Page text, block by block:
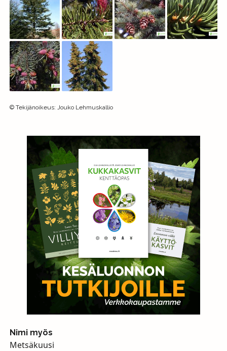
© Tekijänoikeus: Jouko Lehmuskallio
Nimi myös
Metsäkuusi